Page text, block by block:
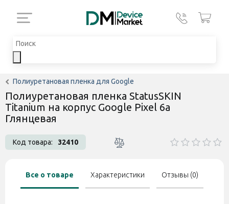
Полиуретановая пленка для Google
Полиуретановая пленка StatusSKIN
Titanium на корпус Google Pixel 6a
Глянцевая
Код товара: 32410
Все о товаре Характеристики Отзывы (0)